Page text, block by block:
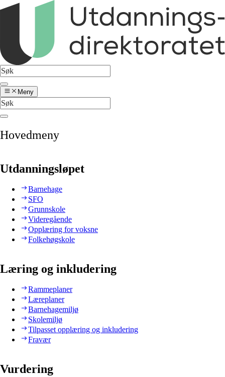
Meny
Hovedmeny
Utdanningsløpet
Barnehage
SFO
Grunnskole
Videregående
Opplæring for voksne
Folkehøgskole
Læring og inkludering
Rammeplaner
Læreplaner
Barnehagemiljø
Skolemiljø
Tilpasset opplæring og inkludering
Fravær
Vurdering